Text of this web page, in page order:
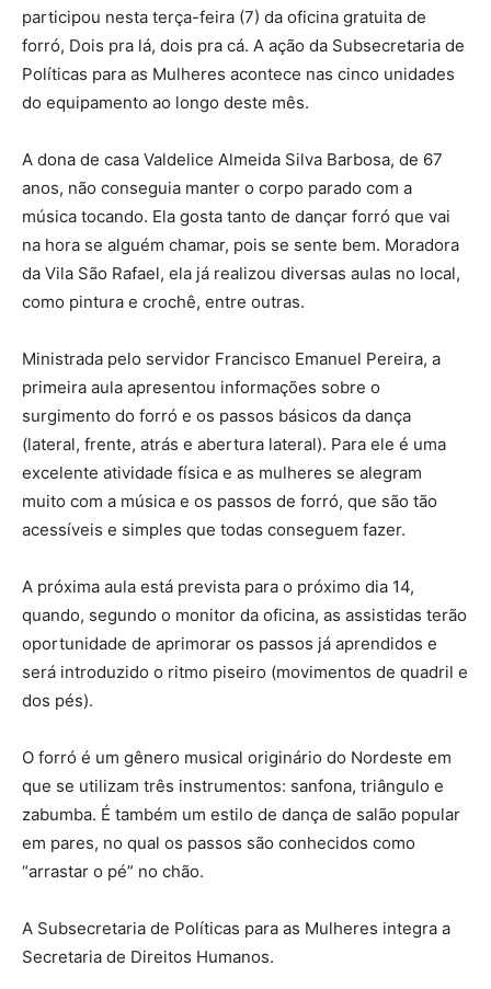
participou nesta terça-feira (7) da oficina gratuita de
forró, Dois pra lá, dois pra cá. A ação da Subsecretaria de
Políticas para as Mulheres acontece nas cinco unidades
do equipamento ao longo deste mês.
A dona de casa Valdelice Almeida Silva Barbosa, de 67
anos, não conseguia manter o corpo parado com a
música tocando. Ela gosta tanto de dançar forró que vai
na hora se alguém chamar, pois se sente bem. Moradora
da Vila São Rafael, ela já realizou diversas aulas no local,
como pintura e crochê, entre outras.
Ministrada pelo servidor Francisco Emanuel Pereira, a
primeira aula apresentou informações sobre o
surgimento do forró e os passos básicos da dança
(lateral, frente, atrás e abertura lateral). Para ele é uma
excelente atividade física e as mulheres se alegram
muito com a música e os passos de forró, que são tão
acessíveis e simples que todas conseguem fazer.
A próxima aula está prevista para o próximo dia 14,
quando, segundo o monitor da oficina, as assistidas terão
oportunidade de aprimorar os passos já aprendidos e
será introduzido o ritmo piseiro (movimentos de quadril e
dos pés).
O forró é um gênero musical originário do Nordeste em
que se utilizam três instrumentos: sanfona, triângulo e
zabumba. É também um estilo de dança de salão popular
em pares, no qual os passos são conhecidos como
“arrastar o pé” no chão.
A Subsecretaria de Políticas para as Mulheres integra a
Secretaria de Direitos Humanos.